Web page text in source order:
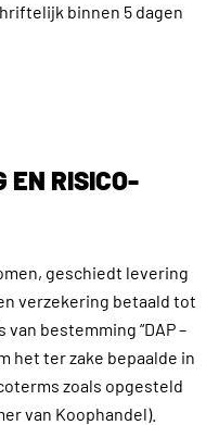
binnen 5 dagen
EN RISICO-
geschiedt levering
verzekering betaald tot
bestemming “DAP –
het ter zake bepaalde in
zoals opgesteld
van Koophandel).